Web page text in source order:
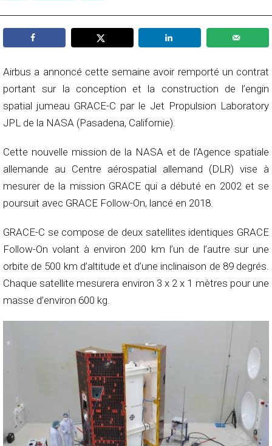
Airbus a annoncé cette semaine avoir remporté un contrat
portant sur la conception et la construction de l’engin
spatial jumeau GRACE-C par le Jet Propulsion Laboratory
JPL de la NASA (Pasadena, Californie).
Cette nouvelle mission de la NASA et de l’Agence spatiale
allemande au Centre aérospatial allemand (DLR) vise à
mesurer de la mission GRACE qui a débuté en 2002 et se
poursuit avec GRACE Follow-On, lancé en 2018.
GRACE-C se compose de deux satellites identiques GRACE
Follow-On volant à environ 200 km l’un de l’autre sur une
orbite de 500 km d’altitude et d’une inclinaison de 89 degrés.
Chaque satellite mesurera environ 3 x 2 x 1 mètres pour une
masse d’environ 600 kg.